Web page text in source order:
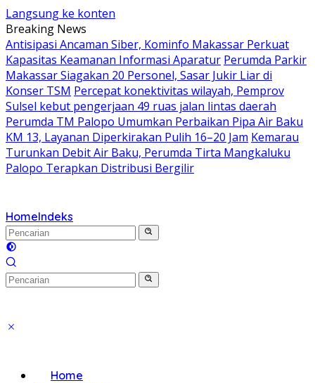
Langsung ke konten
Breaking News
Antisipasi Ancaman Siber, Kominfo Makassar Perkuat
Kapasitas Keamanan Informasi Aparatur Perumda Parkir
Makassar Siagakan 20 Personel, Sasar Jukir Liar di
Konser TSM Percepat konektivitas wilayah, Pemprov
Sulsel kebut pengerjaan 49 ruas jalan lintas daerah
Perumda TM Palopo Umumkan Perbaikan Pipa Air Baku
KM 13, Layanan Diperkirakan Pulih 16–20 Jam Kemarau
Turunkan Debit Air Baku, Perumda Tirta Mangkaluku
Palopo Terapkan Distribusi Bergilir
HomeIndeks
Home